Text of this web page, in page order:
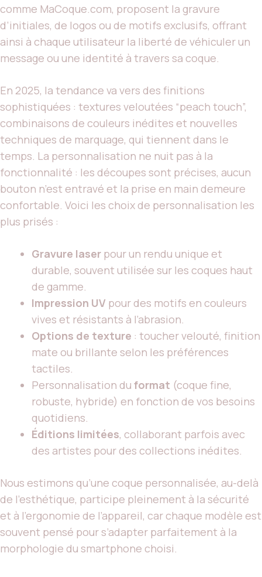
comme MaCoque.com, proposent la gravure
d’initiales, de logos ou de motifs exclusifs, offrant
ainsi à chaque utilisateur la liberté de véhiculer un
message ou une identité à travers sa coque.
En 2025, la tendance va vers des finitions
sophistiquées : textures veloutées “peach touch”,
combinaisons de couleurs inédites et nouvelles
techniques de marquage, qui tiennent dans le
temps. La personnalisation ne nuit pas à la
fonctionnalité : les découpes sont précises, aucun
bouton n’est entravé et la prise en main demeure
confortable. Voici les choix de personnalisation les
plus prisés :
Gravure laser pour un rendu unique et
durable, souvent utilisée sur les coques haut
de gamme.
Impression UV pour des motifs en couleurs
vives et résistants à l’abrasion.
Options de texture : toucher velouté, finition
mate ou brillante selon les préférences
tactiles.
Personnalisation du format (coque fine,
robuste, hybride) en fonction de vos besoins
quotidiens.
Éditions limitées, collaborant parfois avec
des artistes pour des collections inédites.
Nous estimons qu’une coque personnalisée, au-delà
de l’esthétique, participe pleinement à la sécurité
et à l’ergonomie de l’appareil, car chaque modèle est
souvent pensé pour s’adapter parfaitement à la
morphologie du smartphone choisi.